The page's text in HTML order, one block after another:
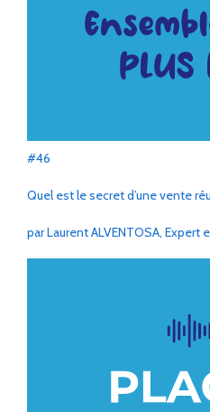
#46
Quel est le secret d’une vente
par Laurent ALVENTOSA, Expert